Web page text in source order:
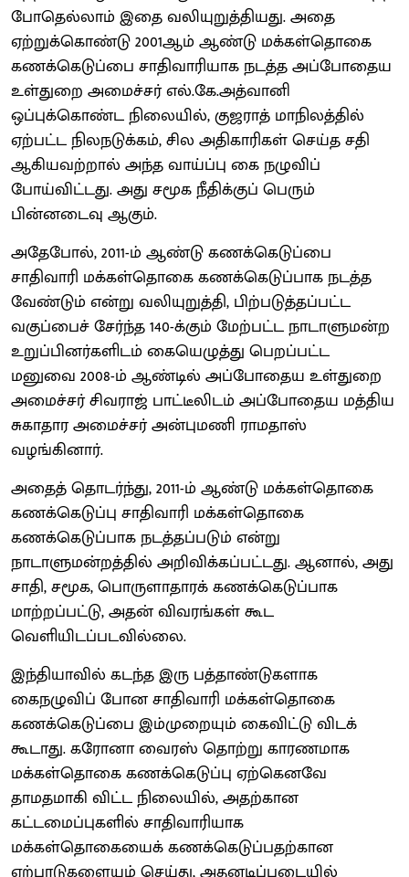
போதெல்லாம் இதை வலியுறுத்தியது. அதை
ஏற்றுக்கொண்டு 2001ஆம் ஆண்டு மக்கள்தொகை
கணக்கெடுப்பை சாதிவாரியாக நடத்த அப்போதைய
உள்துறை அமைச்சர் எல்.கே.அத்வானி
ஒப்புக்கொண்ட நிலையில், குஜராத் மாநிலத்தில்
ஏற்பட்ட நிலநடுக்கம், சில அதிகாரிகள் செய்த சதி
ஆகியவற்றால் அந்த வாய்ப்பு கை நழுவிப்
போய்விட்டது. அது சமூக நீதிக்குப் பெரும்
பின்னடைவு ஆகும்.
அதேபோல், 2011-ம் ஆண்டு கணக்கெடுப்பை
சாதிவாரி மக்கள்தொகை கணக்கெடுப்பாக நடத்த
வேண்டும் என்று வலியுறுத்தி, பிற்படுத்தப்பட்ட
வகுப்பைச் சேர்ந்த 140-க்கும் மேற்பட்ட நாடாளுமன்ற
உறுப்பினர்களிடம் கையெழுத்து பெறப்பட்ட
மனுவை 2008-ம் ஆண்டில் அப்போதைய உள்துறை
அமைச்சர் சிவராஜ் பாட்டீலிடம் அப்போதைய மத்திய
சுகாதார அமைச்சர் அன்புமணி ராமதாஸ்
வழங்கினார்.
அதைத் தொடர்ந்து, 2011-ம் ஆண்டு மக்கள்தொகை
கணக்கெடுப்பு சாதிவாரி மக்கள்தொகை
கணக்கெடுப்பாக நடத்தப்படும் என்று
நாடாளுமன்றத்தில் அறிவிக்கப்பட்டது. ஆனால், அது
சாதி, சமூக, பொருளாதாரக் கணக்கெடுப்பாக
மாற்றப்பட்டு, அதன் விவரங்கள் கூட
வெளியிடப்படவில்லை.
இந்தியாவில் கடந்த இரு பத்தாண்டுகளாக
கைநழுவிப் போன சாதிவாரி மக்கள்தொகை
கணக்கெடுப்பை இம்முறையும் கைவிட்டு விடக்
கூடாது. கரோனா வைரஸ் தொற்று காரணமாக
மக்கள்தொகை கணக்கெடுப்பு ஏற்கெனவே
தாமதமாகி விட்ட நிலையில், அதற்கான
கட்டமைப்புகளில் சாதிவாரியாக
மக்கள்தொகையைக் கணக்கெடுப்பதற்கான